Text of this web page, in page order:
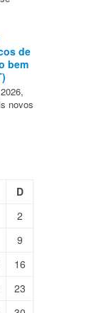
de
bem
novos
D
2
9
16
23